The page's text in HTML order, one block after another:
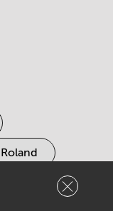
Roland
Boss